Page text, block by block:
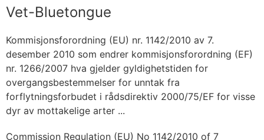
Vet-Bluetongue
Kommisjonsforordning (EU) nr. 1142/2010 av 7.
desember 2010 som endrer kommisjonsforordning (EF)
nr. 1266/2007 hva gjelder gyldighetstiden for
overgangsbestemmelser for unntak fra
forflytningsforbudet i rådsdirektiv 2000/75/EF for visse
dyr av mottakelige arter ...
Commission Regulation (EU) No 1142/2010 of 7